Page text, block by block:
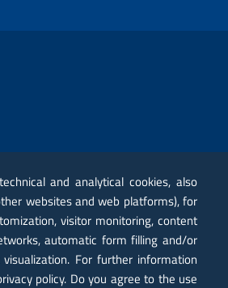
and analytical cookies, also
websites and web platforms), for
visitor monitoring, content
automatic form filling and/or
For further information
policy. Do you agree to the use